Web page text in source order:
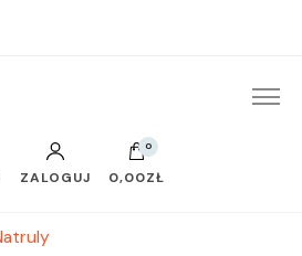
ZALOGUJ
0
0,00ZŁ